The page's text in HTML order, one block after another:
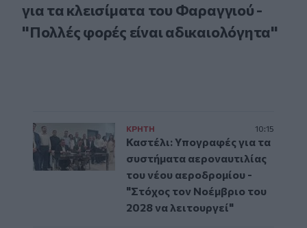
για τα κλεισίματα του Φαραγγιού -
"Πολλές φορές είναι αδικαιολόγητα"
ΚΡΗΤΗ 10:15
Καστέλι: Υπογραφές για τα
συστήματα αεροναυτιλίας
του νέου αεροδρομίου -
"Στόχος τον Νοέμβριο του
2028 να λειτουργεί"